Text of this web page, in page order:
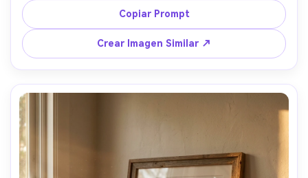
día suave, fotorrealista, alta resolución, sin marca de
agua, lente 85mm, fondo desenfocado --ar 4:5
Copiar Prompt
Crear Imagen Similar ↗